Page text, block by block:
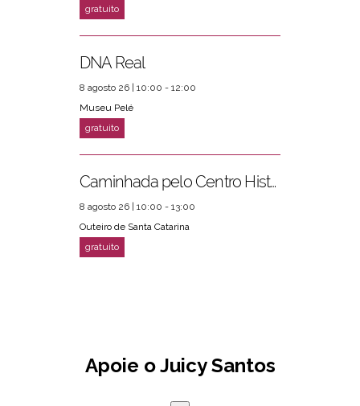
DNA Real
8 agosto 26 | 10:00 - 12:00
Museu Pelé
Caminhada pelo Centro Histórico
8 agosto 26 | 10:00 - 13:00
Outeiro de Santa Catarina
Apoie o Juicy Santos